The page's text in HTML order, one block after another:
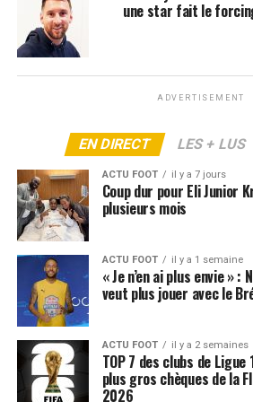
impressionnant »,a lâché
Mascherano.
ARTICLES LIÉS: LIONEL MESSI MLS
joueur très incertain pour la CAN
NE RATEZ PAS
OM-Brest : À quelle heure et sur
match
une star fait le
ADVERTISEMENT
EN DIRECT LES + LUS
ACTU FOOT il y a 7 jours
Coup dur pour Eli Junior
plusieurs mois
ACTU FOOT il y a 1 semaine
« Je n’en ai plus envie » :
veut plus jouer avec le
ACTU FOOT il y a 2 semaines
TOP 7 des clubs de
plus gros chèques de la
2026